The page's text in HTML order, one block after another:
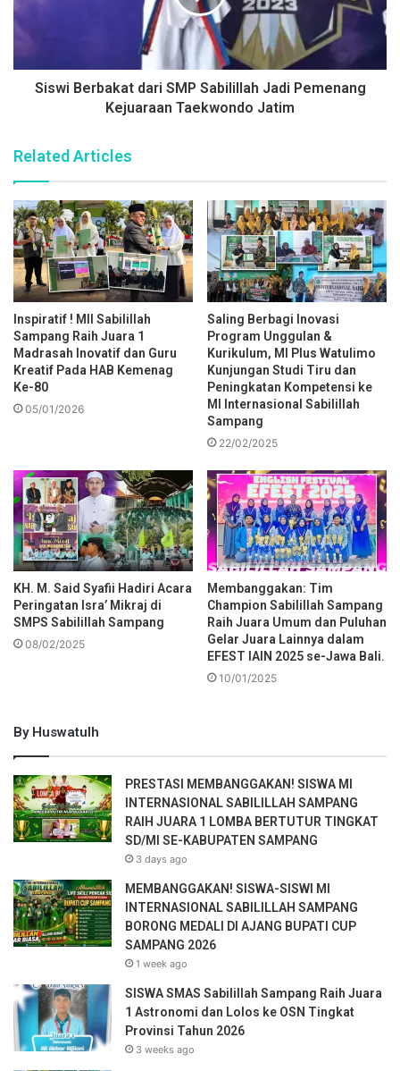
Siswi Berbakat dari SMP Sabilillah Jadi Pemenang
Kejuaraan Taekwondo Jatim
Related Articles
Inspiratif ! MII Sabilillah
Sampang Raih Juara 1
Madrasah Inovatif dan Guru
Kreatif Pada HAB Kemenag
Ke-80
05/01/2026
Saling Berbagi Inovasi
Program Unggulan &
Kurikulum, MI Plus Watulimo
Kunjungan Studi Tiru dan
Peningkatan Kompetensi ke
MI Internasional Sabilillah
Sampang
22/02/2025
KH. M. Said Syafii Hadiri Acara
Peringatan Isra’ Mikraj di
SMPS Sabilillah Sampang
08/02/2025
Membanggakan: Tim
Champion Sabilillah Sampang
Raih Juara Umum dan Puluhan
Gelar Juara Lainnya dalam
EFEST IAIN 2025 se-Jawa Bali.
10/01/2025
By Huswatulh
PRESTASI MEMBANGGAKAN! SISWA MI
INTERNASIONAL SABILILLAH SAMPANG
RAIH JUARA 1 LOMBA BERTUTUR TINGKAT
SD/MI SE-KABUPATEN SAMPANG
3 days ago
MEMBANGGAKAN! SISWA-SISWI MI
INTERNASIONAL SABILILLAH SAMPANG
BORONG MEDALI DI AJANG BUPATI CUP
SAMPANG 2026
1 week ago
SISWA SMAS Sabilillah Sampang Raih Juara
1 Astronomi dan Lolos ke OSN Tingkat
Provinsi Tahun 2026
3 weeks ago